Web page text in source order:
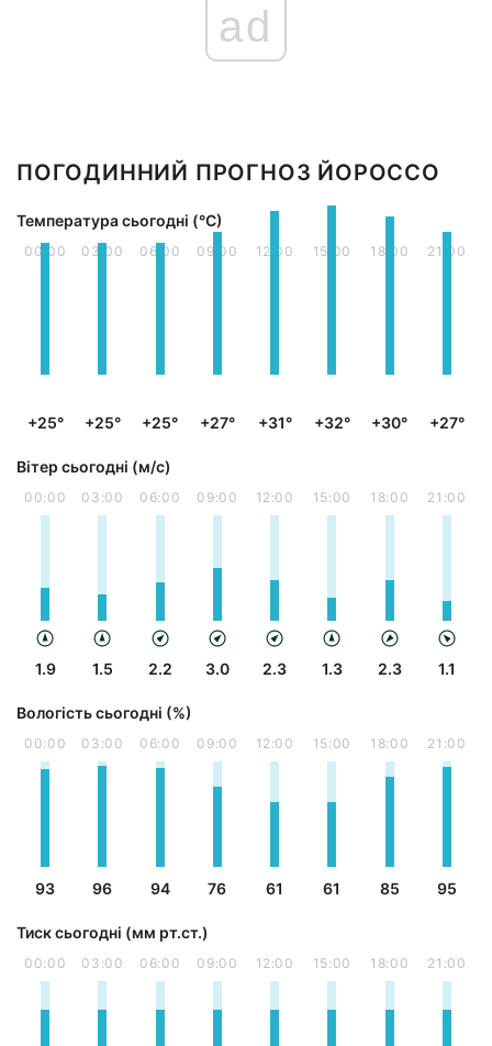
ad
ПОГОДИННИЙ ПРОГНОЗ ЙОРОССО
Температура сьогодні (°С)
00:00
+25°
03:00
+25°
06:00
+25°
09:00
+27°
12:00
+31°
15:00
+32°
18:00
+30°
21:00
+27°
Вітер сьогодні (м/с)
00:00
1.9
03:00
1.5
06:00
2.2
09:00
3.0
12:00
2.3
15:00
1.3
18:00
2.3
21:00
1.1
Вологість сьогодні (%)
00:00
93
03:00
96
06:00
94
09:00
76
12:00
61
15:00
61
18:00
85
21:00
95
Тиск сьогодні (мм рт.ст.)
00:00 03:00 06:00 09:00 12:00 15:00 18:00 21:00